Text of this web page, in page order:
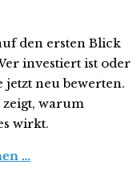
den ersten Blick
investiert ist oder
jetzt neu bewerten.
zeigt, warum
wirkt.
…